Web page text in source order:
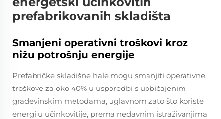
prefabrikovanih skladišta
Smanjeni operativni troškovi kroz
nižu potrošnju energije
Prefabričke skladišne hale mogu smanjiti operativne
troškove za oko 40% u usporedbi s uobičajenim
građevinskim metodama, uglavnom zato što koriste
energiju učinkovitije, prema nedavnim istraživanjima